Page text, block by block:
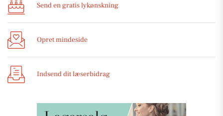
Send en gratis lykønskning
Opret mindeside
Indsend dit læserbidrag